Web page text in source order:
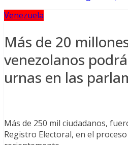
Venezuela
Más de 20
venezolanos
urnas en las
Más de 250 mil ciudadanos,
Registro Electoral, en el